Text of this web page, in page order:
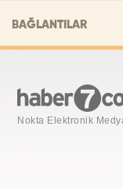
BAĞLANTILAR
Nokta Elektronik